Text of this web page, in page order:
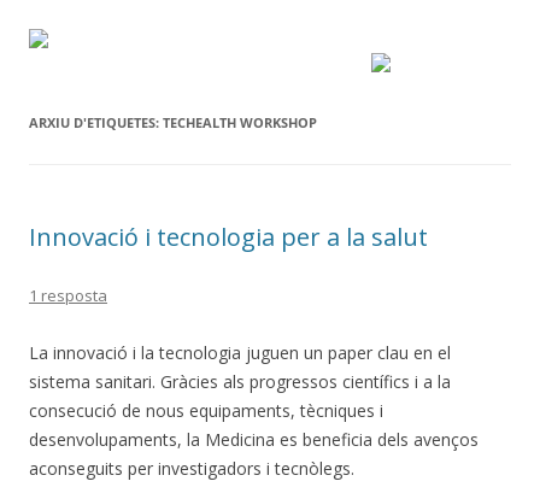
ARXIU D'ETIQUETES: TECHEALTH WORKSHOP
Innovació i tecnologia per a la salut
1 resposta
La innovació i la tecnologia juguen un paper clau en el
sistema sanitari. Gràcies als progressos científics i a la
consecució de nous equipaments, tècniques i
desenvolupaments, la Medicina es beneficia dels avenços
aconseguits per investigadors i tecnòlegs.